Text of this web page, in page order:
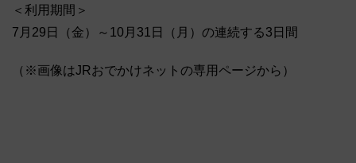
＜利用期間＞
7月29日（金）～10月31日（月）の連続する3日間
（※画像はJRおでかけネットの専用ページから）